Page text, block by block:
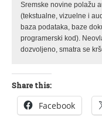
Sremske novine polažu
(tekstualne, vizuelne i
baza podataka, baze
programerski kod).
dozvoljeno, smatra se
Share this:
Facebook